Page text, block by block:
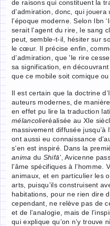
de raisons qui constituent la
d’admiration, donc, qui
l’époque moderne. Selon Ibn
serait l’agent du rire, le sang
peut, semble-t-il, hésiter sur
le cœur. Il précise enfin,
d’admiration, que 'le rire
sa signification, en découvrant
que ce mobile soit comique ou
Il est certain que la doctrine
auteurs modernes, de
en effet pu lire la traduction
mélancolieréalisée au XIe
massivement diffusée jusqu’à
ont aussi eu connaissance
s’en est inspiré. Dans la
anima du Shifā’, Avicenne
l’âme spécifiques à l’homme.
animaux, et en particulier les
arts, puisqu’ils construisent
habitations, pour ne rien dire
cependant, ne relève pas de
et de l’analogie, mais de
qui explique qu’on n’y trouve